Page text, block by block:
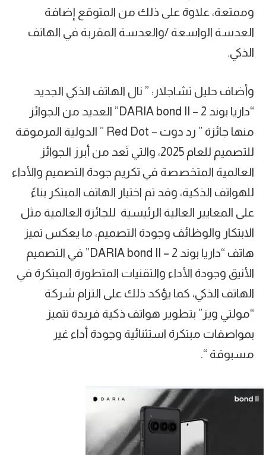
وممتعة، علاوة على ذلك من المتوقع إضافة
العدسة الواسعة /والعدسة المقربة في الهاتف
الذكي.
وأضاف حليل تشاجلار: ” نال الهاتف الذكي الجديد
“داريا بوند 2 – DARIA bond II” العديد من الجوائز
منها جائزة ” رد دوت – Red Dot ” الدولية المرموقة
للتصميم للعام 2025، والتي تَعد من أبرز الجوائز
العالمية المتخصصة في تكريم جودة التصميم والأداء
للهواتف الذكية، وقد تم اختيار الهاتف المبتكر بناءً
على المعايير العالية الرئيسية للجائزة العالمية مثل
الابتكار والوظائف وجودة التصميم، ما يعكس تميز
هاتف “داريا بوند 2 – DARIA bond II” في التصميم
الأنيق وجودة الأداء والتقنيات المتطورة المبتكرة في
الهاتف الذكي، كما يؤكد ذلك على التزام شركة
“مولتي ويز” بتطوير هواتف ذكية فريدة تتميز
بمواصفات مبتكرة استثنائية وجودة أداء غير
مسبوقة “.